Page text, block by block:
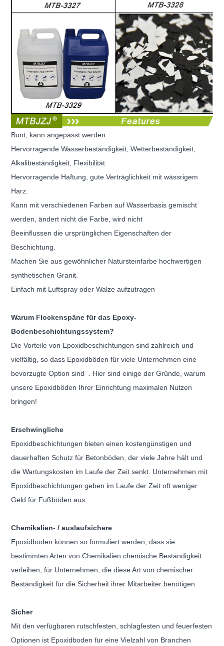
Bunt, kann angepasst werden
Hervorragende Wasserbeständigkeit, Wetterbeständigkeit,
Alkalibeständigkeit, Flexibilität.
Hervorragende Haftung, gute Verträglichkeit mit wässrigem
Harz.
Kann mit verschiedenen Farben auf Wasserbasis gemischt
werden, ändert nicht die Farbe, wird nicht
Beeinflussen die ursprünglichen Eigenschaften der
Beschichtung.
Machen Sie aus gewöhnlicher Natursteinfarbe hochwertigen
synthetischen Granit.
Einfach mit Luftspray oder Walze aufzutragen
Warum Flockenspäne für das Epoxy-
Bodenbeschichtungssystem?
Die Vorteile von Epoxidbeschichtungen sind zahlreich und
vielfältig, so dass Epoxidböden für viele Unternehmeneine
bevorzugte Option sind
. Hier sind einige der Gründe, warum
unsere Epoxidböden Ihrer Einrichtung maximalen Nutzen
bringen!
Erschwingliche
Epoxidbeschichtungen bieten einen kostengünstigen und
dauerhaften Schutz für Betonböden, der viele Jahre hält und
dieWartungskosten im Laufe der Zeit senkt. Unternehmen mit
Epoxidbeschichtungen geben im Laufe der Zeit oft weniger
Geld für Fußböden aus.
Chemikalien- / auslaufsichere
Epoxidböden können so formuliert werden, dass sie
bestimmten Arten von Chemikalien chemische Beständigkeit
verleihen, für Unternehmen,die diese Art von chemischer
Beständigkeit für die Sicherheit ihrer Mitarbeiter benötigen.
Sicher
Mit den verfügbaren rutschfesten, schlagfesten und feuerfesten
Optionen ist Epoxidboden für eine Vielzahl von Branchen